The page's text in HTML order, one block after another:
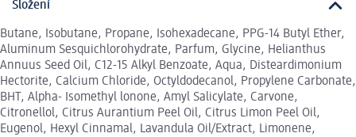
Složení
Butane, Isobutane, Propane, Isohexadecane, PPG-14 Butyl Ether,
Aluminum Sesquichlorohydrate, Parfum, Glycine, Helianthus
Annuus Seed Oil, C12-15 Alkyl Benzoate, Aqua, Disteardimonium
Hectorite, Calcium Chloride, Octyldodecanol, Propylene Carbonate,
BHT, Alpha- Isomethyl lonone, Amyl Salicylate, Carvone,
Citronellol, Citrus Aurantium Peel Oil, Citrus Limon Peel Oil,
Eugenol, Hexyl Cinnamal, Lavandula Oil/Extract, Limonene,